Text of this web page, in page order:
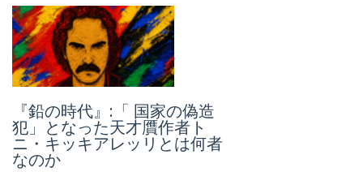
『鉛の時代』:「 国家の偽造
犯」となった天才贋作者ト
ニ・キッキアレッリとは何者
なのか
1992～93年、「コーザ・ノス
トラ」連続重大事件 Ⅱ：パオ
ロ・ボルセリーノの場合